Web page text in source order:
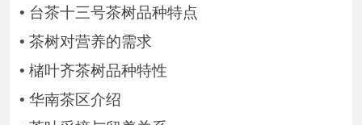
• 台茶十三号茶树品种特点
• 茶树对营养的需求
• 槠叶齐茶树品种特性
• 华南茶区介绍